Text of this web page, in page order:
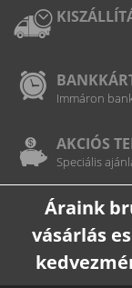
Immáron
AKCIÓS
Speciális
Áraink
vásárlás